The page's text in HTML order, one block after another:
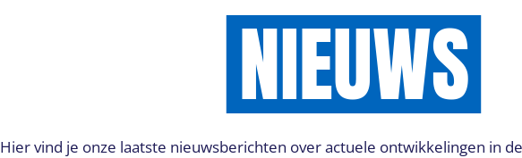
NIEUWS
Hier vind je onze laatste nieuwsberichten over actuele ontwikkelingen in